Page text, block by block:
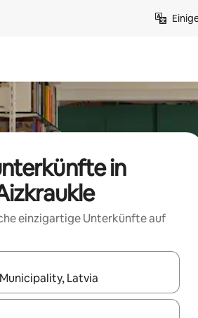
in
einzigartige Unterkünfte auf
verfügbar sind, navigiere mit den